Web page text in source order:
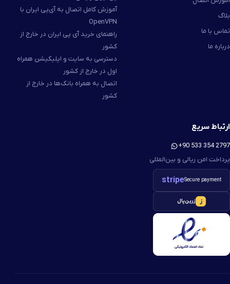
بلاگ
تماس با ما
درباره ما
آموزش کامل اتصال به آی‌پی ایران با
OpenVPN
راهنمای خرید آی پی ایران در خارج از
کشور
دسترسی به سایت و اپلیکیشن همراه
اول در خارج از کشور
اتصال به همراه بانک‌ها در خارج از
کشور
ارتباط سریع
+90 533 354 2797
پرداخت امن ریالی و بین‌المللی
stripeSecure payment
ز زرین‌پال